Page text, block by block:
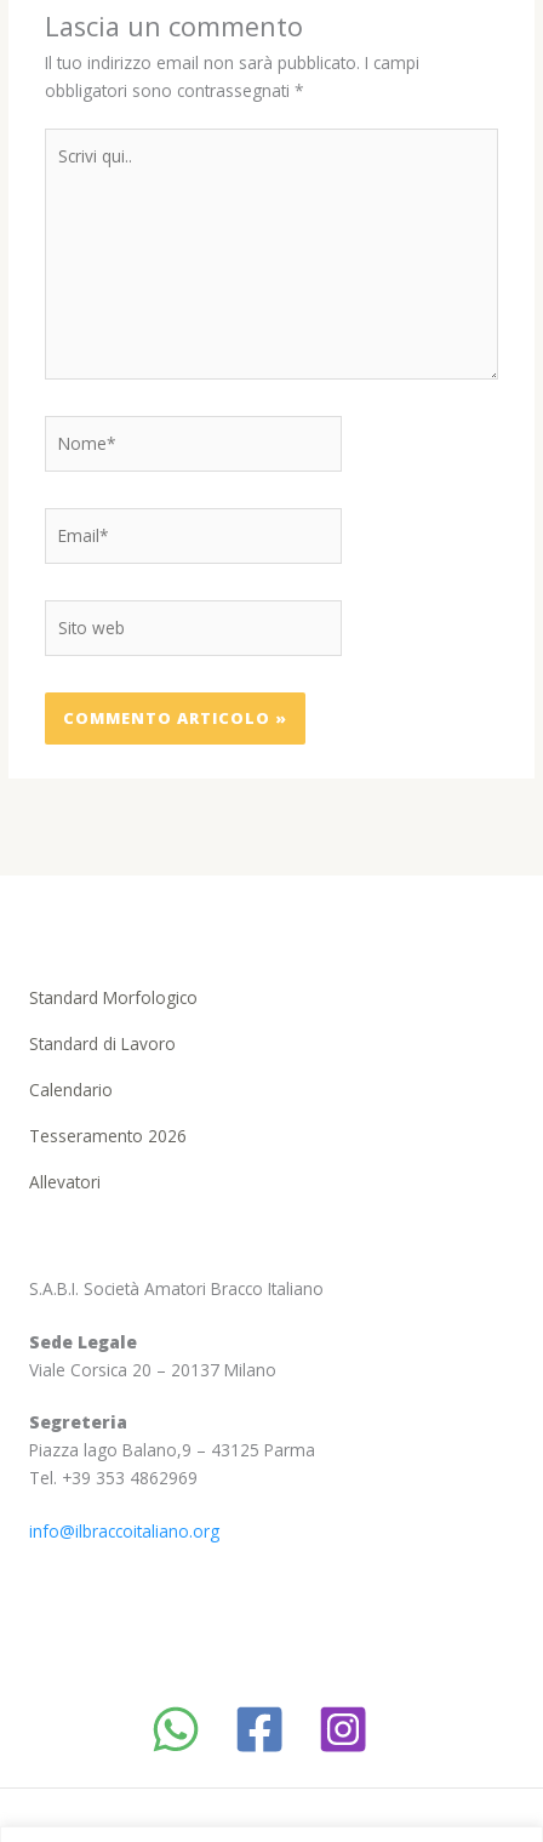
Lascia un commento
Il tuo indirizzo email non sarà pubblicato. I campi
obbligatori sono contrassegnati *
qui..
web
Standard Morfologico
Standard di Lavoro
Calendario
Tesseramento 2026
Allevatori
S.A.B.I. Società Amatori Bracco Italiano
Sede Legale
Viale Corsica 20 – 20137 Milano
Segreteria
Piazza lago Balano,9 – 43125 Parma
Tel. +39 353 4862969
info@ilbraccoitaliano.org